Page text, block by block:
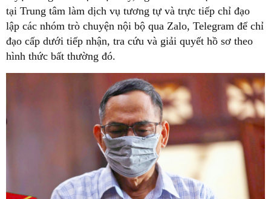
tại Trung tâm làm dịch vụ tương tự và trực tiếp chỉ đạo
lập các nhóm trò chuyện nội bộ qua Zalo, Telegram để chỉ
đạo cấp dưới tiếp nhận, tra cứu và giải quyết hồ sơ theo
hình thức bất thường đó.